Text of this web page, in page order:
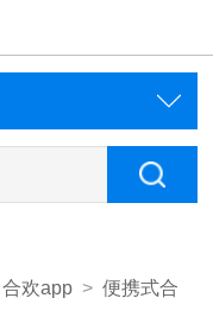
合欢app >便携式合